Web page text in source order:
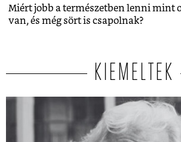
Miért jobb a természetben lenni mint
van, és még sört is csapolnak?
KIEMELTEK